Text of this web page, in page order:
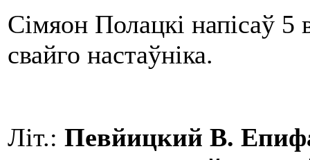
Сімяон Полацкі напісаў 5
свайго настаўніка.
Літ.: Певйицкий В.